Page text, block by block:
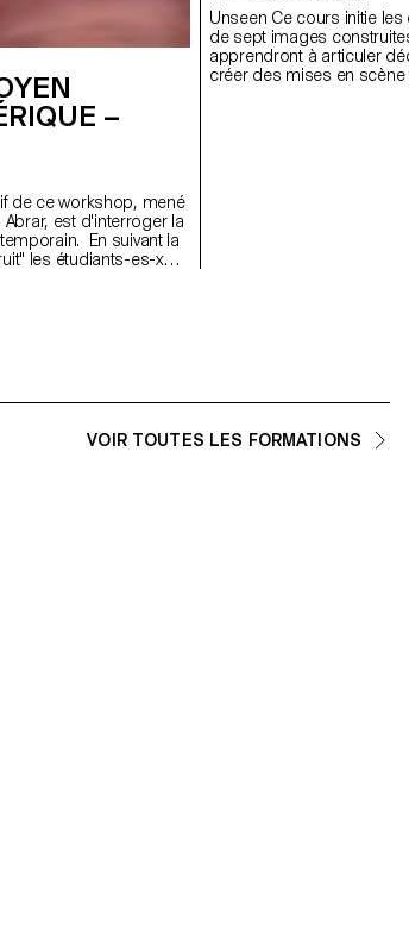
–
est d'interroger la
En suivant la
les étudiants-es-x
Unseen Ce cours initie les étudiant·e·x·s à la création d’une série
de sept images
apprendront à articuler
créer des mises en scène
VOIR TOUTES LES FORMATIONS